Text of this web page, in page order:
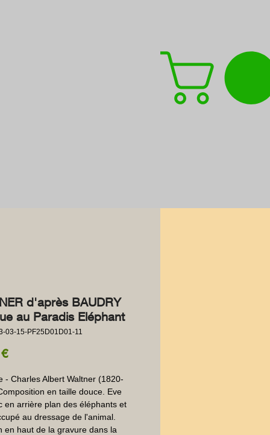
d'après BAUDRY
au Paradis Eléphant
03-15-PF25D01D01-11
Prezzo
- Charles Albert Waltner (1820-
en taille douce. Eve
en arrière plan des éléphants et
au dressage de l'animal.
en haut de la gravure dans la